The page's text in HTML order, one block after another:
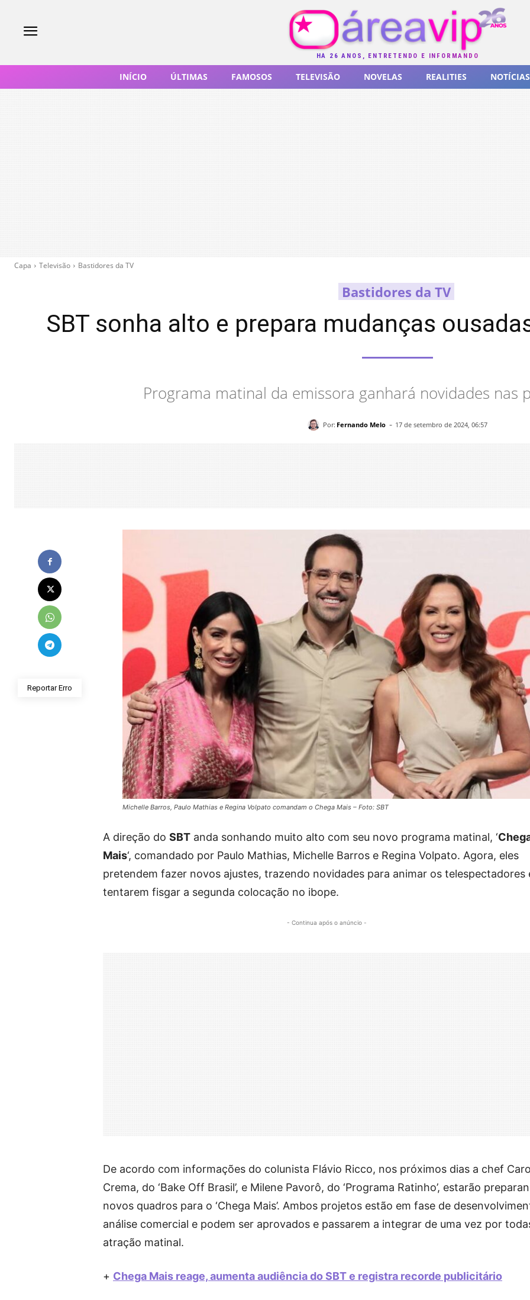
HÁ 26 ANOS, ENTRETENDO E INFORMANDO
INÍCIO ÚLTIMAS FAMOSOS TELEVISÃO NOVELAS REALITIES NOTÍCIAS
Capa Televisão Bastidores da TV
Bastidores da TV
SBT sonha alto e prepara mudanças
Programa matinal da emissora ganhará novidades nas
Por: Fernando Melo - 17 de setembro de 2024, 06:57
Reportar Erro
Michelle Barros, Paulo Mathias e Regina Volpato comandam o Chega Mais – Foto: SBT
A direção do SBT anda sonhando muito alto com seu novo programa matinal, ‘
Mais‘, comandado por Paulo Mathias, Michelle Barros e Regina Volpato. Agora, eles
pretendem fazer novos ajustes, trazendo novidades para animar os telespectadores
tentarem fisgar a segunda colocação no ibope.
- Continua após o anúncio -
De acordo com informações do colunista Flávio Ricco, nos próximos dias a chef
Crema, do ‘Bake Off Brasil’, e Milene Pavorô, do ‘Programa Ratinho’, estarão
novos quadros para o ‘Chega Mais’. Ambos projetos estão em fase de
análise comercial e podem ser aprovados e passarem a integrar de uma vez por
atração matinal.
+ Chega Mais reage, aumenta audiência do SBT e registra recorde publicitário